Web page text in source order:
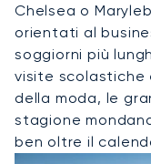
Chelsea o
orientati al
soggiorni più
visite scolastiche
della moda, le
stagione
ben oltre il